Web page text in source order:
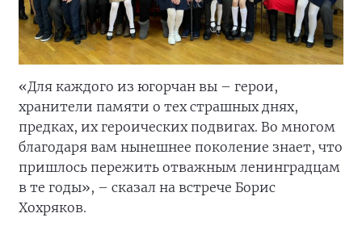
«Для каждого из югорчан вы – герои,
хранители памяти о тех страшных днях,
предках, их героических подвигах. Во многом
благодаря вам нынешнее поколение знает, что
пришлось пережить отважным ленинградцам
в те годы», – сказал на встрече Борис
Хохряков.